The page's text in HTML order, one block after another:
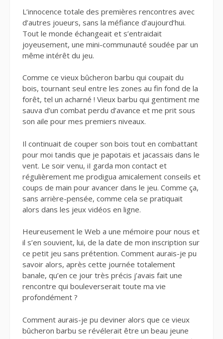
L’innocence totale des premières rencontres avec
d’autres joueurs, sans la méfiance d’aujourd’hui.
Tout le monde échangeait et s’entraidait
joyeusement, une mini-communauté soudée par un
même intérêt du jeu.
Comme ce vieux bûcheron barbu qui coupait du
bois, tournant seul entre les zones au fin fond de la
forêt, tel un acharné ! Vieux barbu qui gentiment me
sauva d’un combat perdu d’avance et me prit sous
son aile pour mes premiers niveaux.
Il continuait de couper son bois tout en combattant
pour moi tandis que je papotais et jacassais dans le
vent. Le soir venu, iI garda mon contact et
régulièrement me prodigua amicalement conseils et
coups de main pour avancer dans le jeu. Comme ça,
sans arrière-pensée, comme cela se pratiquait
alors dans les jeux vidéos en ligne.
Heureusement le Web a une mémoire pour nous et
il s’en souvient, lui, de la date de mon inscription sur
ce petit jeu sans prétention. Comment aurais-je pu
savoir alors, après cette journée totalement
banale, qu’en ce jour très précis j’avais fait une
rencontre qui bouleverserait toute ma vie
profondément ?
Comment aurais-je pu deviner alors que ce vieux
bûcheron barbu se révélerait être un beau jeune